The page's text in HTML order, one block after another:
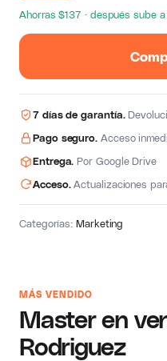
MÁS VENDIDO
Master en
Rodriguez
Ahorras $137 · después sube
7 días de garantía.
Pago seguro. Acceso
Entrega. Por Google Drive
Acceso.Actualizaciones
Categorías:Marketing